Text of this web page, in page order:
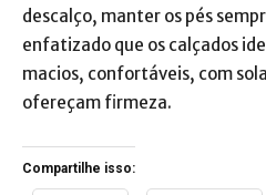
descalço, manter os pés
enfatizado que os calçados
macios, confortáveis, com
ofereçam firmeza.
Compartilhe isso: